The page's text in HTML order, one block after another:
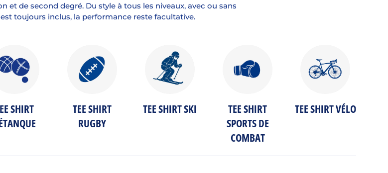
et de second degré. Du style à tous les niveaux, avec ou sans
toujours inclus, la performance reste facultative.
SHIRT
TEE SHIRT
RUGBY
TEE SHIRT SKI
TEE SHIRT
SPORTS DE
COMBAT
TEE SHIRT VÉLO